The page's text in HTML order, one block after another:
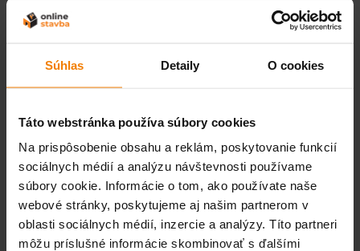
Súhlas Detaily O cookies
Táto webstránka používa súbory cookies
Na prispôsobenie obsahu a reklám, poskytovanie funkcií
sociálnych médií a analýzu návštevnosti používame
súbory cookie. Informácie o tom, ako používate naše
webové stránky, poskytujeme aj našim partnerom v
oblasti sociálnych médií, inzercie a analýzy. Títo partneri
môžu príslušné informácie skombinovať s ďalšími
vniknutím hnaného dažďa a snehu. Postranné lepiace
pásy z butylénu umožňuje trvale funkčné lepenie na všetky
- bezkonkurenčný systém odvetrania pomocou zdvojených
vetracích kanálikov -obzvlášť intenzívne vetranie znižuje
teplotu interiéru
- max. chráni krov pred vlhkosťou a tým zamedzuje tvorbe
plesní a hnilobe dreva
- odvetranie podstrešného priestoru obmedzí tvorbu machu